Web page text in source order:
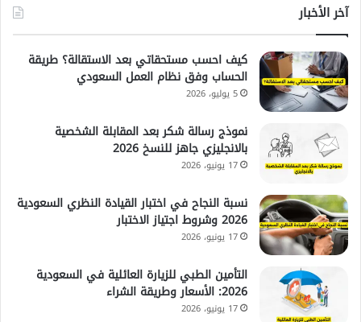
آخر الأخبار
كيف احسب مستحقاتي بعد الاستقالة؟ طريقة
الحساب وفق نظام العمل السعودي
5 يوليو، 2026
نموذج رسالة شكر بعد المقابلة الشخصية
بالانجليزي جاهز للنسخ 2026
17 يونيو، 2026
نسبة النجاح في اختبار القيادة النظري السعودية
2026 وشروط اجتياز الاختبار
17 يونيو، 2026
التأمين الطبي للزيارة العائلية في السعودية
2026: الأسعار وطريقة الشراء
17 يونيو، 2026